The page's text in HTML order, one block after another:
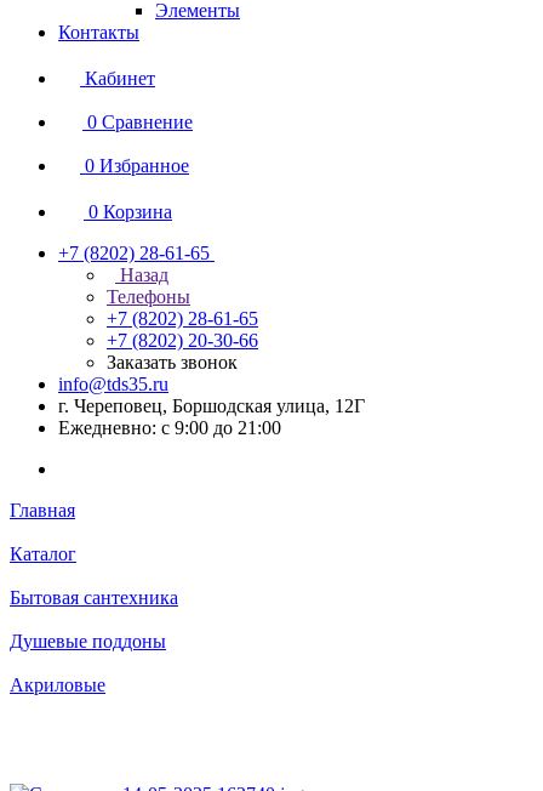
Элементы
Контакты
Кабинет
0 Сравнение
0 Избранное
0 Корзина
+7 (8202) 28‑61-65
Назад
Телефоны
+7 (8202) 28‑61-65
+7 (8202) 20‑30-66
Заказать звонок
info@tds35.ru
г. Череповец, Боршодская улица, 12Г
Ежедневно: с 9:00 до 21:00
Главная
Каталог
Бытовая сантехника
Душевые поддоны
Акриловые